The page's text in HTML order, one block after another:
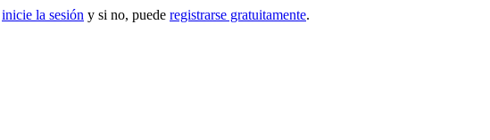
inicie la sesión y si no, puede registrarse gratuitamente.